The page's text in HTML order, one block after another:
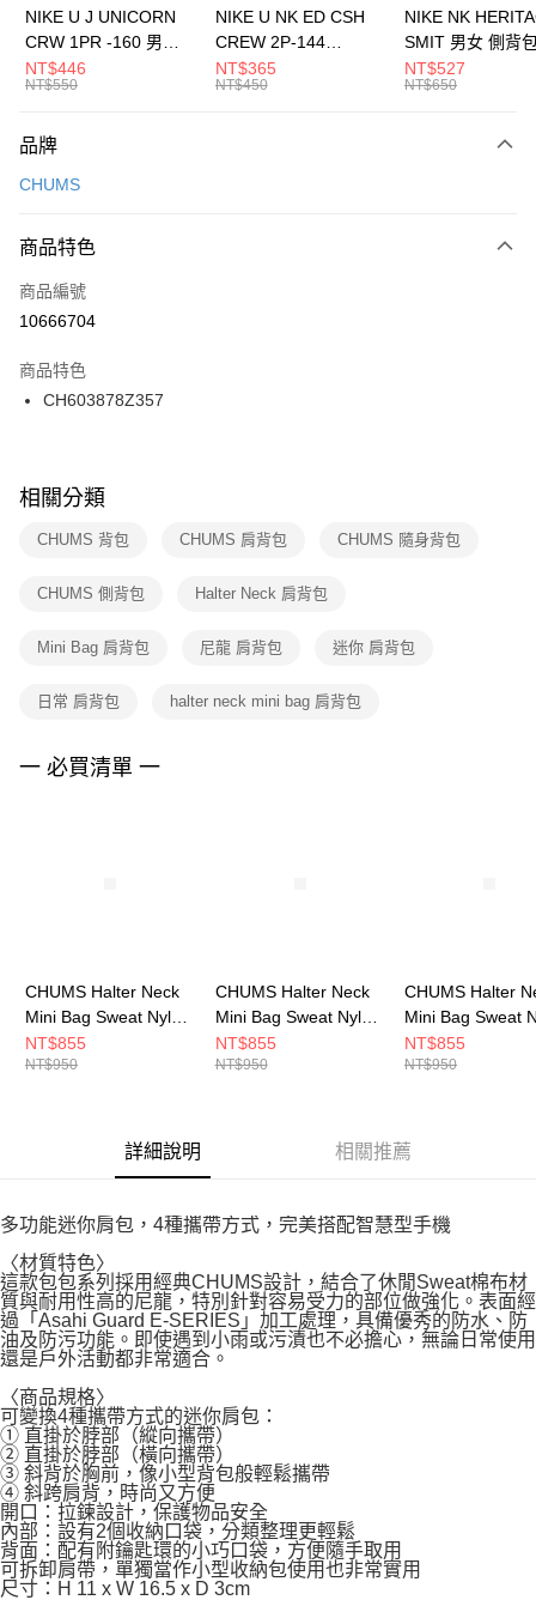
元大商業銀行
台灣樂天信用卡公司
全盈+PAY
AFTEE先享後付
【關於「AFTEE先享後付」】
便利好安心！
３．安心：先確認商品／服務後，再付款。
【「AFTEE先享後付」結帳流程】
１．於結帳方式選擇「AFTEE先享後付」後，將跳轉至「AFTEE先享後付」
２．訂單成立數日內，您將收到繳費通知簡訊。
３．收到繳費通知簡訊後14天內，點擊此簡訊中的連結，可透過四大超商／
ATM／網路銀行／等多元方式進行付款，方視為交易完成。
※ 交易是否成功請以「AFTEE先享後付 」之結帳頁面顯示為準，若有關於
是否繳費成功／繳費後需取消欲退款等相關疑問，請聯繫「AFTEE先享後付
客戶支援中心」 https://netprotections.freshdesk.com/support/home
１．透過由恩沛科技股份有限公司提供之「AFTEE先享後付」服務完成之交
權轉讓予恩沛科技股份有限公司。
３．未成年的使用者請事先徵得法定代理人或監護人之同意方可使用
４．使用「AFTEE先享後付」時，將依據個別帳號之用戶狀況，依本公司即
運送方式
每筆NT$100，滿NT$1,500(含以上)免運費
宅配
每筆NT$100，滿NT$1,500(含以上)免運費
付款後門市自取
每筆NT$100，滿NT$1,500(含以上)免運費
NIKE U J UNICORN
CRW 1PR -160 男女
中統襪 FZ3393100
NT$446
NT$550
NIKE U NK ED CSH
CREW 2P-144
EMBRDY 男女 短統襪
FZ3073133
NT$365
NT$450
NIKE NK
SMIT 男女 側背
BA5871010
NT$527
NT$650
品牌
CHUMS
商品特色
商品編號
10666704
商品特色
CH603878Z357
相關分類
CHUMS 背包 CHUMS 肩背包 CHUMS 隨身背包
CHUMS 側背包 Halter Neck 肩背包
Mini Bag 肩背包 尼龍 肩背包 迷你 肩背包
日常 肩背包 halter neck mini bag 肩背包
一 必買清單 一
CHUMS Halter Neck
Mini Bag Sweat Nylon
隨身肩背包
CH603878K018
NT$855
NT$950
CHUMS Halter Neck
Mini Bag Sweat Nylon
隨身肩背包
CH603878Z356
NT$855
NT$950
CHUMS Halter
Mini Bag Sweat
隨身肩背包
CH603878N016
NT$855
NT$950
詳細說明 相關推薦
多功能迷你肩包，4種攜帶方式，完美搭配智慧型手機
〈材質特色〉
這款包包系列採用經典CHUMS設計，結合了休閒Sweat棉布材
質與耐用性高的尼龍，特別針對容易受力的部位做強化。表面經
過「Asahi Guard E-SERIES」加工處理，具備優秀的防水、防
油及防污功能。即使遇到小雨或污漬也不必擔心，無論日常使用
還是戶外活動都非常適合。
〈商品規格〉
可變換4種攜帶方式的迷你肩包：
① 直掛於脖部（縱向攜帶）
② 直掛於脖部（橫向攜帶）
③ 斜背於胸前，像小型背包般輕鬆攜帶
④ 斜跨肩背，時尚又方便
開口：拉鍊設計，保護物品安全
內部：設有2個收納口袋，分類整理更輕鬆
背面：配有附鑰匙環的小巧口袋，方便隨手取用
可拆卸肩帶，單獨當作小型收納包使用也非常實用
尺寸：H 11 x W 16.5 x D 3cm